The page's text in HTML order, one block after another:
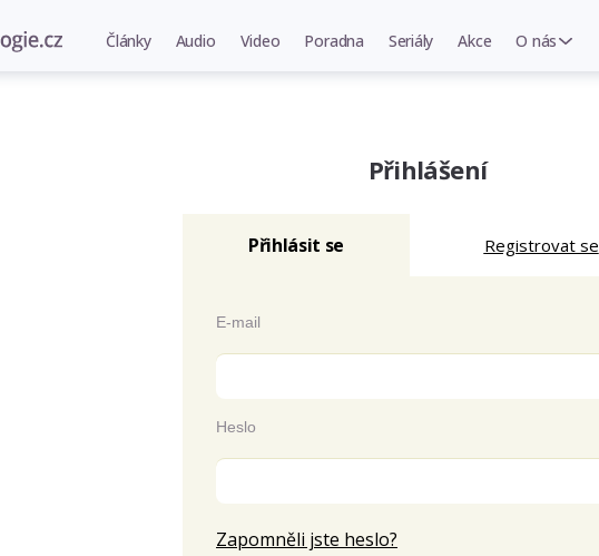
Články Audio Video Poradna Seriály Akce O nás
Přihlášení
Přihlásit se Registrovat se
E-mail
Heslo
Zapomněli jste heslo?